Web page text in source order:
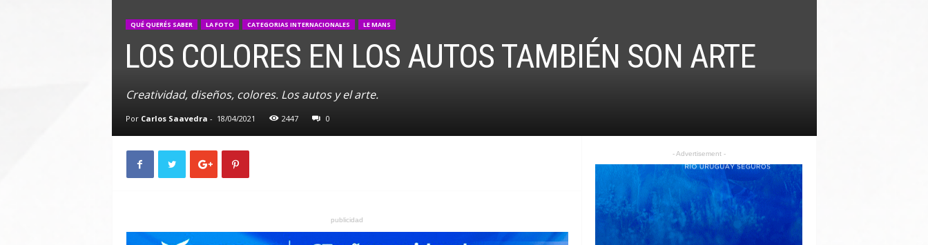
QUÉ QUERÉS SABER LA FOTO CATEGORIAS INTERNACIONALES LE MANS
LOS COLORES EN LOS AUTOS TAMBIÉN SON ARTE
Creatividad, diseños, colores. Los autos y el arte.
Por Carlos Saavedra - 18/04/2021 2447 0
publicidad
- Advertisement -